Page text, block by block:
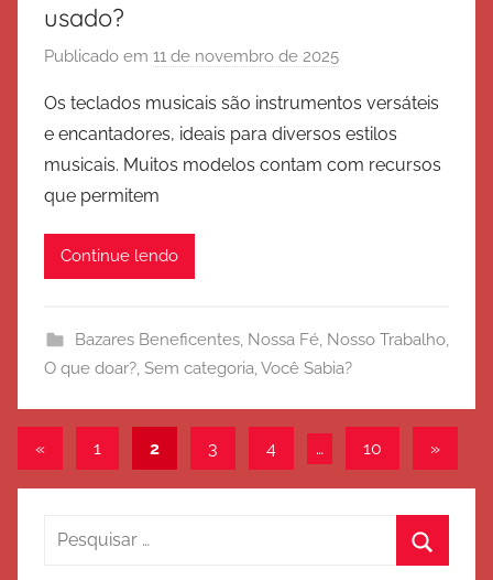
usado?
Publicado em 11 de novembro de 2025
r
E
x
o
d
S
l
Os teclados musicais são instrumentos versáteis
e encantadores, ideais para diversos estilos
musicais. Muitos modelos contam com recursos
que permitem
Continue lendo
Bazares Beneficentes, Nossa Fé, Nosso Trabalho,
O que doar?, Sem categoria,Você Sabia?
Paginação
de
posts
«Post
1 2 3 4 … 10
Post
»
Pesquisar